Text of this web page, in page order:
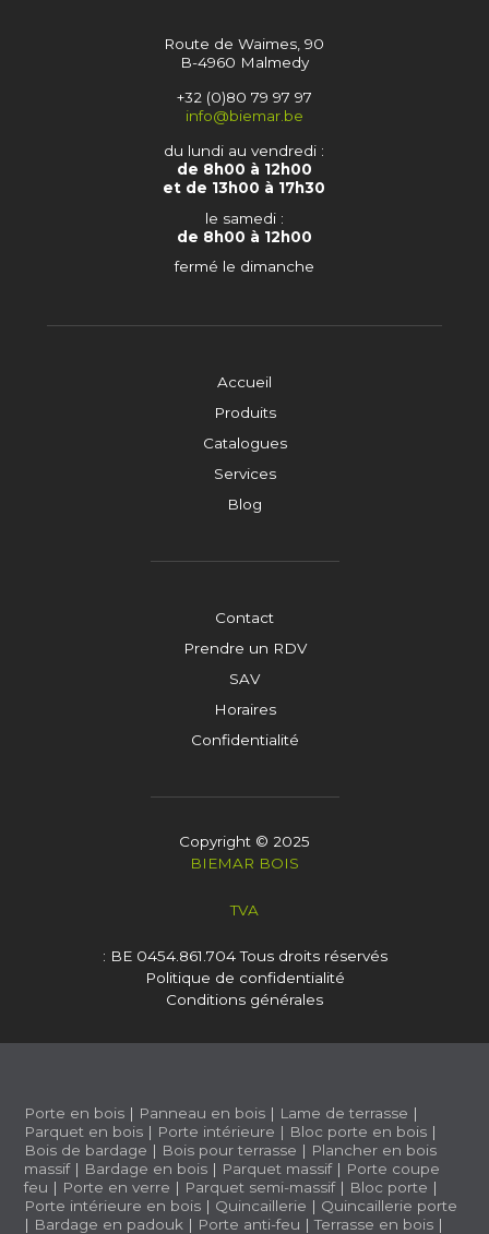
Accueil
Produits
Catalogues
Services
Blog
Contact
Prendre un RDV
SAV
Horaires
Confidentialité
Route de Waimes, 90
B-4960 Malmedy
+32 (0)80 79 97 97
info@biemar.be
du lundi au vendredi :
de 8h00 à 12h00
et de 13h00 à 17h30
le samedi :
de 8h00 à 12h00
fermé le dimanche
Copyright © 2025
BIEMAR BOIS
TVA
: BE 0454.861.704Tous droits réservés
Politique de confidentialité
Conditions générales
Porte en bois | Panneau en bois | Lame de terrasse |
Parquet en bois | Porte intérieure | Bloc porte en bois |
Bois de bardage | Bois pour terrasse | Plancher en bois
massif| Bardage en bois | Parquet massif| Porte coupe
feu | Porte en verre | Parquet semi-massif| Bloc porte |
Porte intérieure en bois | Quincaillerie | Quincaillerie porte
| Bardage en padouk | Porte anti-feu |Terrasse en bois |